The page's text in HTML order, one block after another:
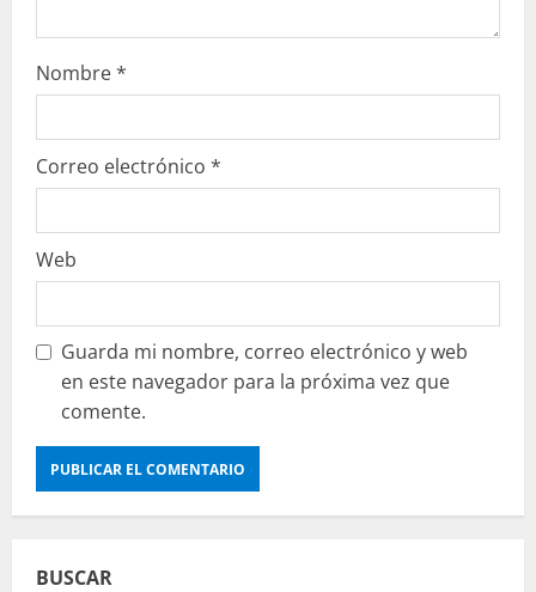
Nombre*
Correo electrónico *
Web
Guarda mi nombre, correo electrónico y web
en este navegador para la próxima vez que
comente.
BUSCAR